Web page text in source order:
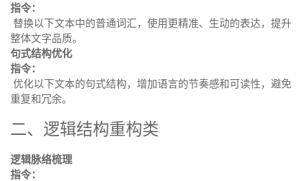
指令：
替换以下文本中的普通词汇，使用更精准、生动的表达，提升
整体文字品质。
句式结构优化
指令：
优化以下文本的句式结构，增加语言的节奏感和可读性，避免
重复和冗余。
二、逻辑结构重构类
逻辑脉络梳理
指令：